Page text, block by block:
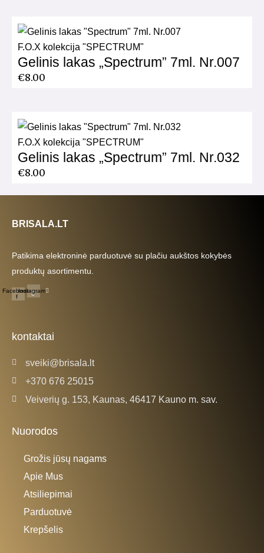
F.O.X kolekcija "SPECTRUM"
Gelinis lakas „Spectrum” 7ml. Nr.007
€8.00
F.O.X kolekcija "SPECTRUM"
Gelinis lakas „Spectrum” 7ml. Nr.032
€8.00
BRISALA.LT
Patikima elektroninė parduotuvė su plačiu aukštos kokybės
produktų asortimentu.
Facebook-
f
Instagram
kontaktai
sveiki@brisala.lt
+370 676 25015
Veiverių g. 153, Kaunas, 46417 Kauno m. sav.
Nuorodos
Grožis jūsų nagams
Apie Mus
Atsiliepimai
Parduotuvė
Krepšelis